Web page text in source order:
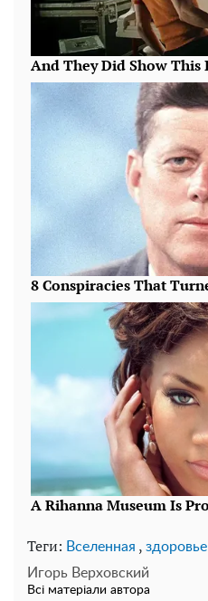
Теги: Вселенная , здоровье
Игорь Верховский
Всі матеріали автора